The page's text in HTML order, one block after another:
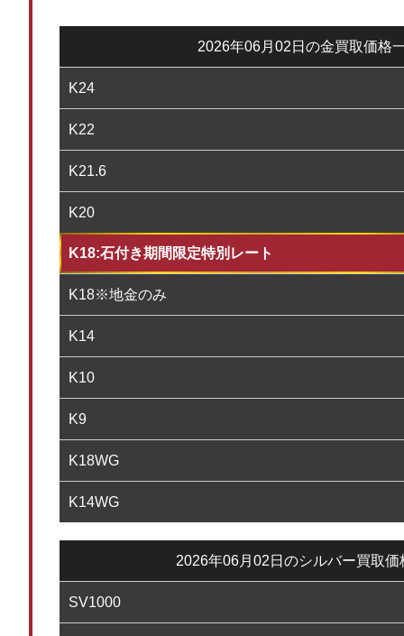
2026年06月02日の金買取価格
K24
K22
K21.6
K20
K18:石付き期間限定特別レート
K18※地金のみ
K14
K10
K9
K18WG
K14WG
2026年06月02日のシルバー買取価
SV1000